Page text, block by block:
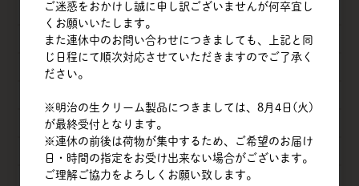
ナッツ
チョコレート
フルーツ
豆・豆乳製品
製菓・製パン素材
冷凍生地・半製品
ご迷惑をおかけし誠に申し訳ございませんが何卒宜し
くお願いいたします。
また連休中のお問い合わせにつきましても、上記と同
じ日程にて順次対応させていただきますのでご了承く
ださい。
※明治の生クリーム製品につきましては、8月4日(火)
が最終受付となります。
※連休の前後は荷物が集中するため、ご希望のお届け
日・時間の指定をお受け出来ない場合がございます。
ご理解ご協力をよろしくお願い致します。